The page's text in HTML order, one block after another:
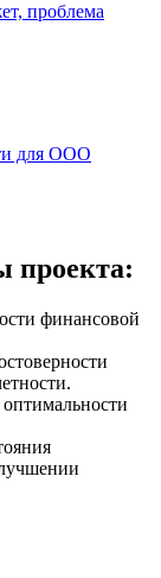
проблема
для ООО
проекта:
финансовой